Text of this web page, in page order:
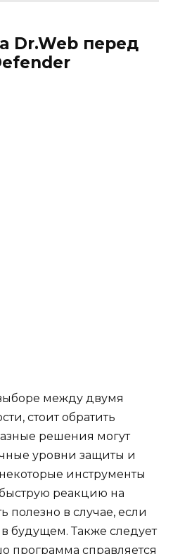
Dr.Web перед
между двумя
стоит обратить
решения могут
уровни защиты и
инструменты
реакцию на
полезно в случае, если
будущем. Также следует
программа справляется